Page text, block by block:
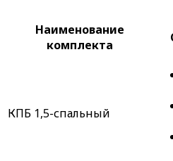
Наименование
комплекта
КПБ 1,5-спальный